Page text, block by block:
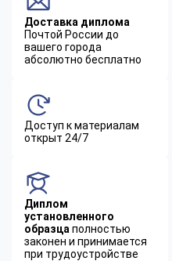
Доставка диплома
Почтой России до
вашего города
абсолютно бесплатно
Доступ к материалам
открыт 24/7
Диплом
установленного
образца полностью
законен и принимается
при трудоустройстве